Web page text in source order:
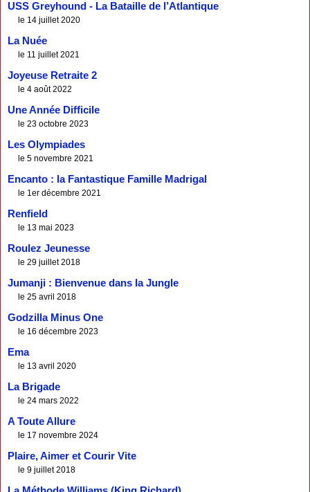
USS Greyhound - La Bataille de l’Atlantique
le 14 juillet 2020
La Nuée
le 11 juillet 2021
Joyeuse Retraite 2
le 4 août 2022
Une Année Difficile
le 23 octobre 2023
Les Olympiades
le 5 novembre 2021
Encanto : la Fantastique Famille Madrigal
le 1er décembre 2021
Renfield
le 13 mai 2023
Roulez Jeunesse
le 29 juillet 2018
Jumanji : Bienvenue dans la Jungle
le 25 avril 2018
Godzilla Minus One
le 16 décembre 2023
Ema
le 13 avril 2020
La Brigade
le 24 mars 2022
A Toute Allure
le 17 novembre 2024
Plaire, Aimer et Courir Vite
le 9 juillet 2018